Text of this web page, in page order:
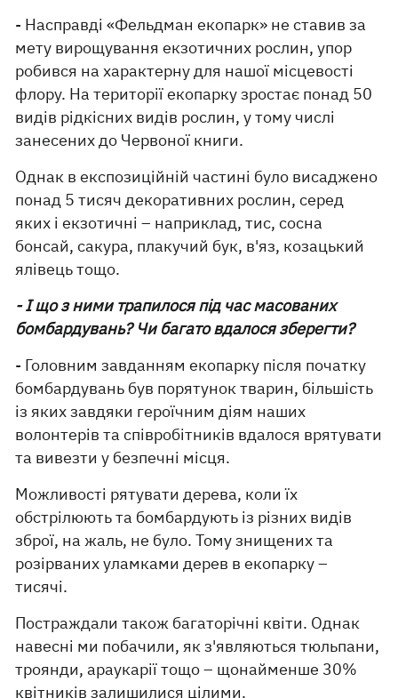
- Насправді «Фельдман екопарк» не ставив за
мету вирощування екзотичних рослин, упор
робився на характерну для нашої місцевості
флору. На території екопарку зростає понад 50
видів рідкісних видів рослин, у тому числі
занесених до Червоної книги.
Однак в експозиційній частині було висаджено
понад 5 тисяч декоративних рослин, серед
яких і екзотичні – наприклад, тис, сосна
бонсай, сакура, плакучий бук, в'яз, козацький
ялівець тощо.
- І що з ними трапилося під час масованих
бомбардувань? Чи багато вдалося зберегти?
- Головним завданням екопарку після початку
бомбардувань був порятунок тварин, більшість
із яких завдяки героїчним діям наших
волонтерів та співробітників вдалося врятувати
та вивезти у безпечні місця.
Можливості рятувати дерева, коли їх
обстрілюють та бомбардують із різних видів
зброї, на жаль, не було. Тому знищених та
розірваних уламками дерев в екопарку –
тисячі.
Постраждали також багаторічні квіти. Однак
навесні ми побачили, як з'являються тюльпани,
троянди, араукарії тощо – щонайменше 30%
квітників залишилися цілими.